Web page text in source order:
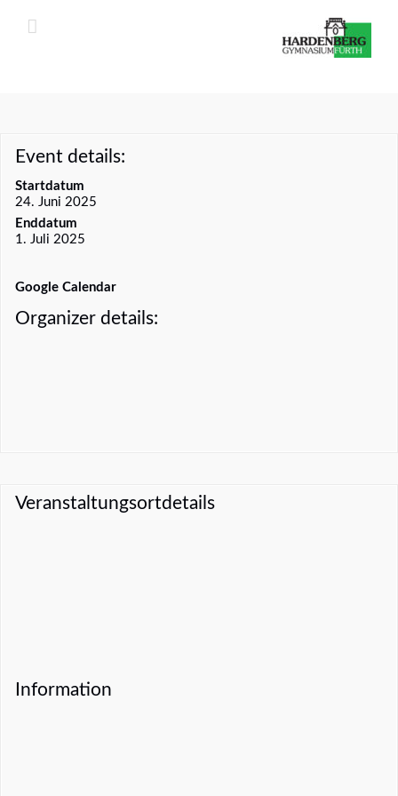
Event details:
Startdatum
24. Juni 2025
Enddatum
1. Juli 2025
Google Calendar
Organizer details:
Veranstaltungsortdetails
Information